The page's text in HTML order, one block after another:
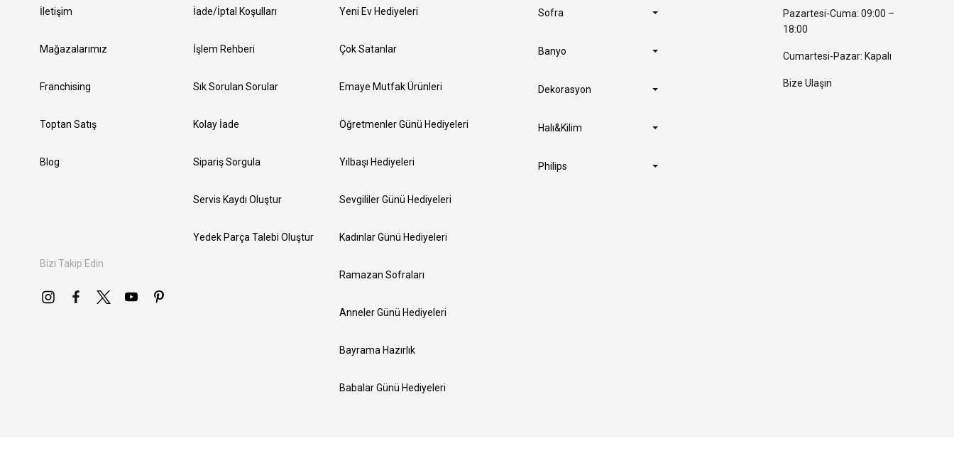
İletişim
Mağazalarımız
Franchising
Toptan Satış
Blog
Bizi Takip Edin
İade/İptal Koşulları
İşlem Rehberi
Sık Sorulan Sorular
Kolay İade
Sipariş Sorgula
Servis Kaydı Oluştur
Yedek Parça Talebi Oluştur
Yeni Ev Hediyeleri
Çok Satanlar
Emaye Mutfak Ürünleri
Öğretmenler Günü Hediyeleri
Yılbaşı Hediyeleri
Sevgililer Günü Hediyeleri
Kadınlar Günü Hediyeleri
Ramazan Sofraları
Anneler Günü Hediyeleri
Bayrama Hazırlık
Babalar Günü Hediyeleri
Sofra
Banyo
Dekorasyon
Halı&Kilim
Philips
Pazartesi-Cuma: 09:00 –
18:00
Cumartesi-Pazar: Kapalı
Bize Ulaşın